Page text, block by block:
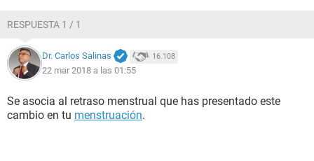
RESPUESTA 1 / 1
Dr. Carlos Salinas 16.108
22 mar 2018 a las 01:55
Se asocia al retraso menstrual que has presentado este
cambio en tu menstruación.